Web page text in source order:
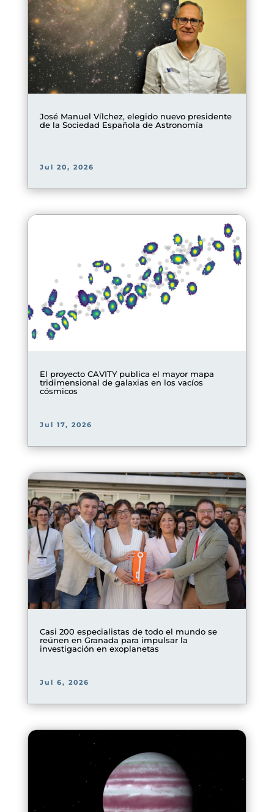
José Manuel Vílchez, elegido nuevo presidente
de la Sociedad Española de Astronomía
Jul 20, 2026
El proyecto CAVITY publica el mayor mapa
tridimensional de galaxias en los vacíos
cósmicos
Jul 17, 2026
Casi 200 especialistas de todo el mundo se
reúnen en Granada para impulsar la
investigación en exoplanetas
Jul 6, 2026